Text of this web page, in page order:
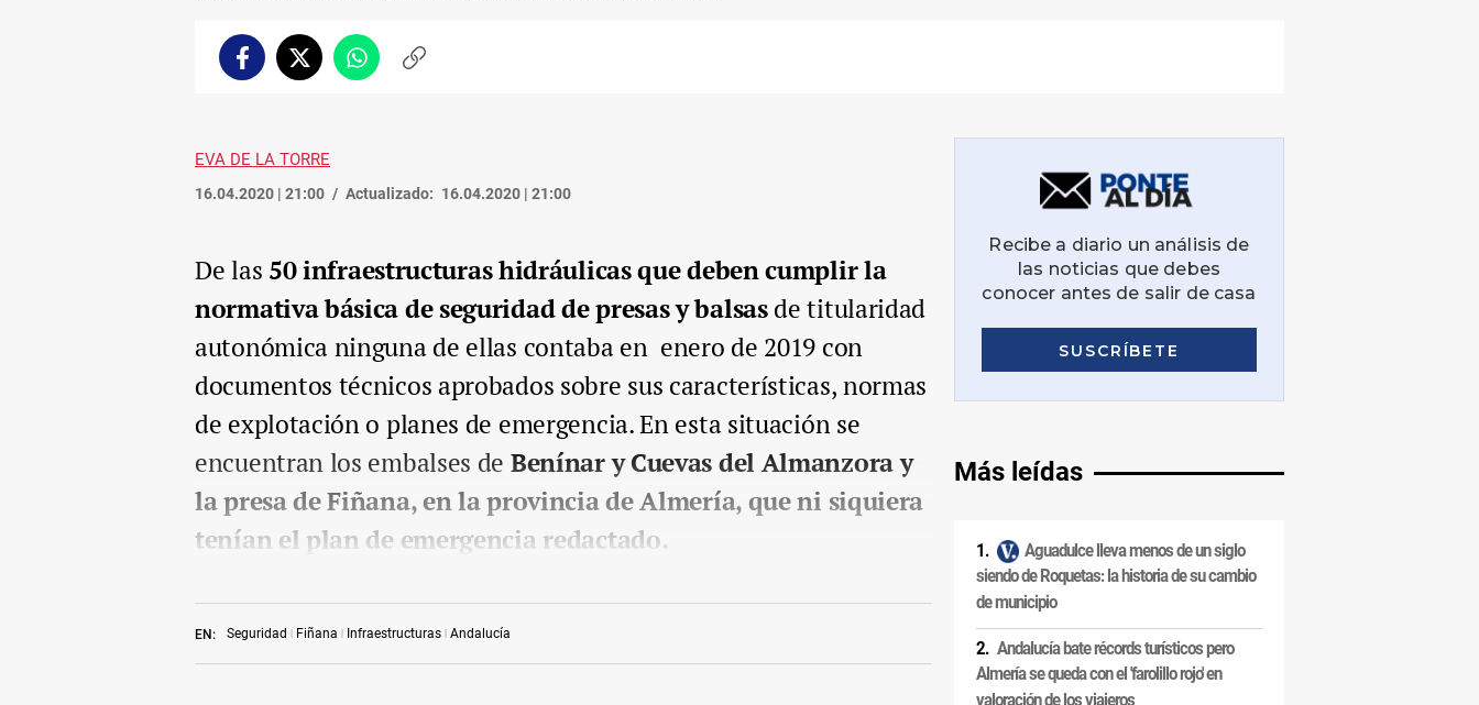
FacebookTwitterWhatsappCopiar
EVA DE LA TORRE
16.04.2020 | 21:00 Actualizado: 16.04.2020 | 21:00
EN: Seguridad Fiñana Infraestructuras Andalucía
De las 50 infraestructuras hidráulicas que deben cumplir la
normativa básica de seguridad de presas y balsasde titularidad
autonómica ninguna de ellas contaba en enero de 2019 con
documentos técnicos aprobados sobre sus características, normas
de explotación o planes de emergencia. En esta situación se
encuentran los embalses de Benínar y Cuevas del Almanzora y
la presa de Fiñana, en la provincia de Almería, que ni siquiera
tenían el plan de emergencia redactado.
Más leídas
Aguadulce lleva menos de un siglo
siendo de Roquetas: la historia de su cambio
de municipio
Andalucía bate récords turísticos pero
Almería se queda con el 'farolillo rojo' en
valoración de los viajeros